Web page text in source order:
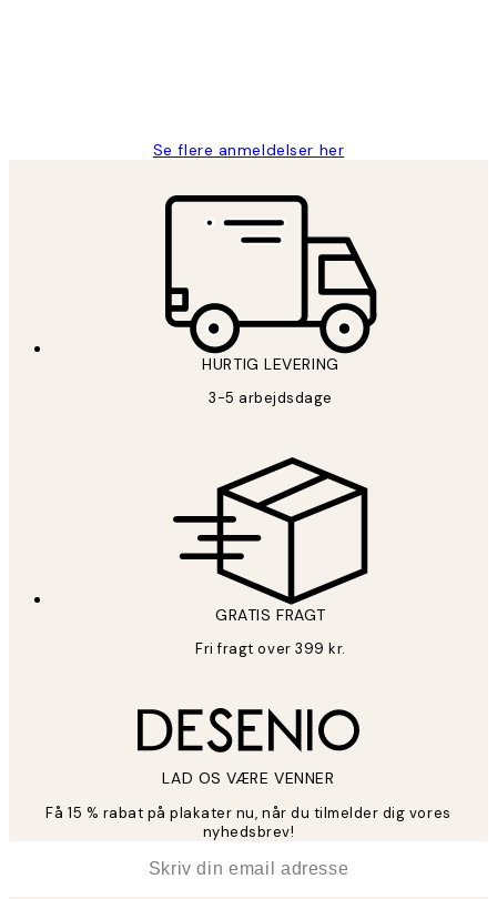
Se flere anmeldelser her
HURTIG LEVERING
3-5 arbejdsdage
GRATIS FRAGT
Fri fragt over 399 kr.
LAD OS VÆRE VENNER
Få 15 % rabat på plakater nu, når du tilmelder dig vores
nyhedsbrev!